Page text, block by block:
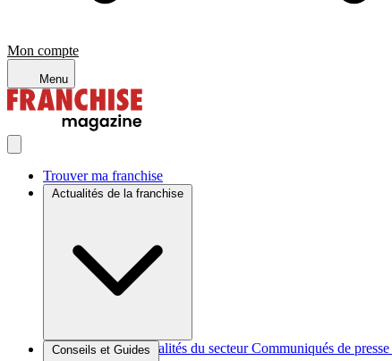
Mon compte
Menu
Trouver ma franchise
Actualités de la franchise
Brèves et actus Actualités du secteur Communiqués de presse
Conseils et Guides